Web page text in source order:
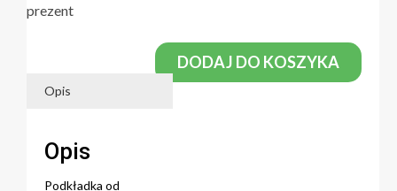
prezent
DODAJ DO KOSZYKA
Opis
Opis
Podkładka od